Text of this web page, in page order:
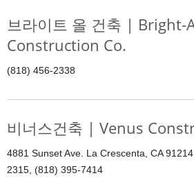
브라이트 올 건축 | Bright-
Construction Co.
(818) 456-2338
비너스건축 | Venus
4881 Sunset Ave. La Crescenta, CA
2315, (818) 395-7414